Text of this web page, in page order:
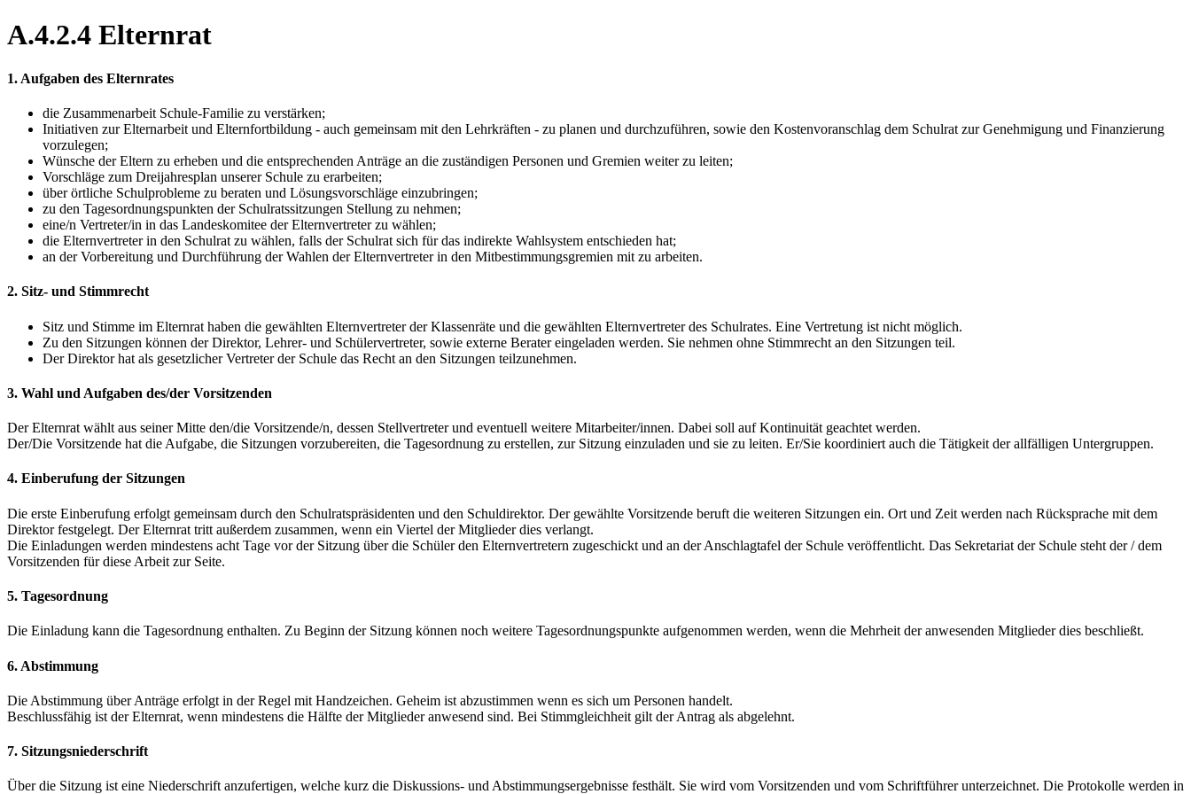
A.4.2.4 Elternrat
1. Aufgaben des Elternrates
die Zusammenarbeit Schule-Familie zu verstärken;
Initiativen zur Elternarbeit und Elternfortbildung - auch gemeinsam mit den Lehrkräften - zu planen und durchzuführen, sowie den Kostenvoranschlag dem Schulrat zur Genehmigung und Finanzierung
vorzulegen;
Wünsche der Eltern zu erheben und die entsprechenden Anträge an die zuständigen Personen und Gremien weiter zu leiten;
Vorschläge zum Dreijahresplan unserer Schule zu erarbeiten;
über örtliche Schulprobleme zu beraten und Lösungsvorschläge einzubringen;
zu den Tagesordnungspunkten der Schulratssitzungen Stellung zu nehmen;
eine/n Vertreter/in in das Landeskomitee der Elternvertreter zu wählen;
die Elternvertreter in den Schulrat zu wählen, falls der Schulrat sich für das indirekte Wahlsystem entschieden hat;
an der Vorbereitung und Durchführung der Wahlen der Elternvertreter in den Mitbestimmungsgremien mit zu arbeiten.
2. Sitz- und Stimmrecht
Sitz und Stimme im Elternrat haben die gewählten Elternvertreter der Klassenräte und die gewählten Elternvertreter des Schulrates. Eine Vertretung ist nicht möglich.
Zu den Sitzungen können der Direktor, Lehrer- und Schülervertreter, sowie externe Berater eingeladen werden. Sie nehmen ohne Stimmrecht an den Sitzungen teil.
Der Direktor hat als gesetzlicher Vertreter der Schule das Recht an den Sitzungen teilzunehmen.
3. Wahl und Aufgaben des/der Vorsitzenden
Der Elternrat wählt aus seiner Mitte den/die Vorsitzende/n, dessen Stellvertreter und eventuell weitere Mitarbeiter/innen. Dabei soll auf Kontinuität geachtet werden.
Der/Die Vorsitzende hat die Aufgabe, die Sitzungen vorzubereiten, die Tagesordnung zu erstellen, zur Sitzung einzuladen und sie zu leiten. Er/Sie koordiniert auch die Tätigkeit der allfälligen Untergruppen.
4. Einberufung der Sitzungen
Die erste Einberufung erfolgt gemeinsam durch den Schulratspräsidenten und den Schuldirektor. Der gewählte Vorsitzende beruft die weiteren Sitzungen ein. Ort und Zeit werden nach Rücksprache mit dem
Direktor festgelegt. Der Elternrat tritt außerdem zusammen, wenn ein Viertel der Mitglieder dies verlangt.
Die Einladungen werden mindestens acht Tage vor der Sitzung über die Schüler den Elternvertretern zugeschickt und an der Anschlagtafel der Schule veröffentlicht. Das Sekretariat der Schule steht der / dem
Vorsitzenden für diese Arbeit zur Seite.
5. Tagesordnung
Die Einladung kann die Tagesordnung enthalten. Zu Beginn der Sitzung können noch weitere Tagesordnungspunkte aufgenommen werden, wenn die Mehrheit der anwesenden Mitglieder dies beschließt.
6. Abstimmung
Die Abstimmung über Anträge erfolgt in der Regel mit Handzeichen. Geheim ist abzustimmen wenn es sich um Personen handelt.
Beschlussfähig ist der Elternrat, wenn mindestens die Hälfte der Mitglieder anwesend sind. Bei Stimmgleichheit gilt der Antrag als abgelehnt.
7. Sitzungsniederschrift
Über die Sitzung ist eine Niederschrift anzufertigen, welche kurz die Diskussions- und Abstimmungsergebnisse festhält. Sie wird vom Vorsitzenden und vom Schriftführer unterzeichnet. Die Protokolle werden in